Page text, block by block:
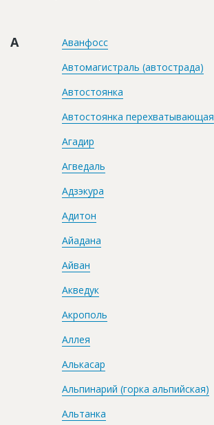
Платные услуги
Пресс-релизы
Правила работы
Личный кабинет
А
Аванфосс
Автомагистраль (автострада)
Автостоянка
Автостоянка перехватывающая
Агадир
Агведаль
Адзэкура
Адитон
Айадана
Айван
Акведук
Акрополь
Аллея
Алькасар
Альпинарий (горка альпийская)
Альтанка